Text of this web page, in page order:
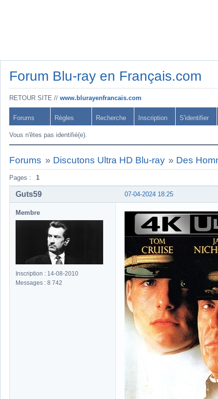
Forum Blu-ray en Français.com
RETOUR SITE // www.blurayenfrancais.com
Forums Règles Recherche Inscription S'identifier
Vous n'êtes pas identifié(e).
Forums » Discutons Ultra HD Blu-ray » Des
Pages : 1
07-04-2024 18:25
Guts59
Membre
Inscription : 14-08-2010
Messages : 8 742